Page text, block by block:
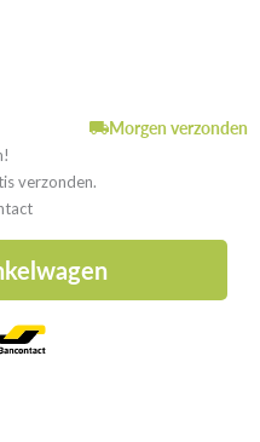
Morgen verzonden
verzonden.